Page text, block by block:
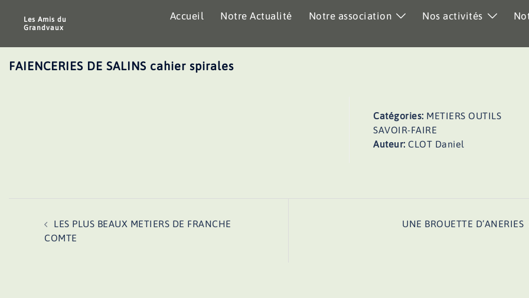
Les Amis du
Grandvaux
Accueil Notre Actualité Notre association Nos activités
FAIENCERIES DE SALINS cahier spirales
Catégories: METIERS OUTILS
SAVOIR-FAIRE
Auteur: CLOT Daniel
d’article
LES PLUS BEAUX METIERS DE FRANCHE
COMTE
UNE BROUETTE D’ANERIES